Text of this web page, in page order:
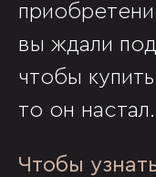
вы ждали
чтобы
то он настал.
Чтобы